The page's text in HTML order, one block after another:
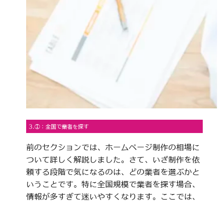
3.①：全国で業者を探す
前のセクションでは、ホームページ制作の相場に
ついて詳しく解説しました。さて、いざ制作を依
頼する段階で気になるのは、どの業者を選ぶかと
いうことです。特に全国規模で業者を探す場合、
情報が多すぎて迷いやすくなります。ここでは、